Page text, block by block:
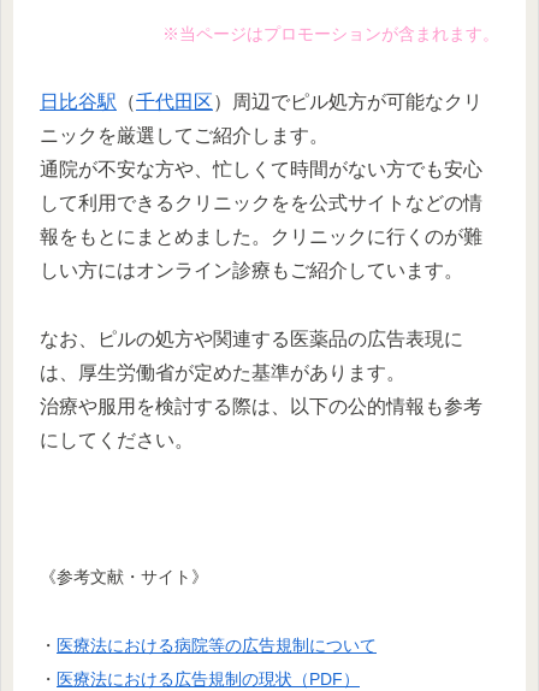
※当ページはプロモーションが含まれます。
日比谷駅 （千代田区）周辺でピル処方が可能なクリ
ニックを厳選してご紹介します。
通院が不安な方や、忙しくて時間がない方でも安心
して利用できるクリニックをを公式サイトなどの情
報をもとにまとめました。クリニックに行くのが難
しい方にはオンライン診療もご紹介しています。
なお、ピルの処方や関連する医薬品の広告表現に
は、厚生労働省が定めた基準があります。
治療や服用を検討する際は、以下の公的情報も参考
にしてください。
《参考文献・サイト》
・ 医療法における病院等の広告規制について
・ 医療法における広告規制の現状（PDF）